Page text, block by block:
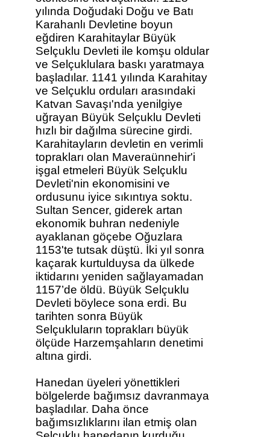
yılında Doğudaki Doğu ve Batı
Karahanlı Devletine boyun
eğdiren Karahitaylar Büyük
Selçuklu Devleti ile komşu oldular
ve Selçuklulara baskı yaratmaya
başladılar. 1141 yılında Karahitay
ve Selçuklu orduları arasındaki
Katvan Savaşı'nda yenilgiye
uğrayan Büyük Selçuklu Devleti
hızlı bir dağılma sürecine girdi.
Karahitayların devletin en verimli
toprakları olan Maveraünnehir'i
işgal etmeleri Büyük Selçuklu
Devleti'nin ekonomisini ve
ordusunu iyice sıkıntıya soktu.
Sultan Sencer, giderek artan
ekonomik buhran nedeniyle
ayaklanan göçebe Oğuzlara
1153'te tutsak düştü. İki yıl sonra
kaçarak kurtulduysa da ülkede
iktidarını yeniden sağlayamadan
1157’de öldü. Büyük Selçuklu
Devleti böylece sona erdi. Bu
tarihten sonra Büyük
Selçukluların toprakları büyük
ölçüde Harzemşahların denetimi
altına girdi.
Hanedan üyeleri yönettikleri
bölgelerde bağımsız davranmaya
başladılar. Daha önce
bağımsızlıklarını ilan etmiş olan